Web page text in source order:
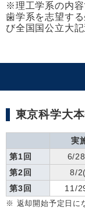
※理工学系の内容
歯学系を志望す
び全国国公立大
東京科学大
実
第1回
6/
第2回
8/
第3回
11/
※ 返却開始予定日に